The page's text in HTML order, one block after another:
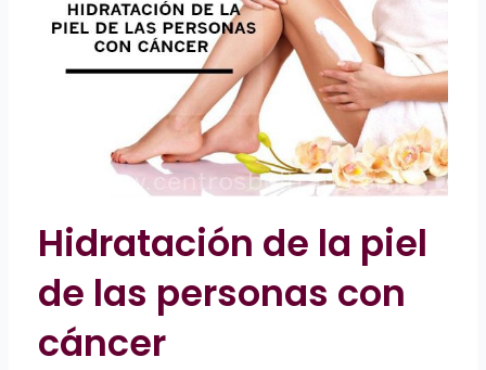
Hidratación de la piel
de las personas con
cáncer